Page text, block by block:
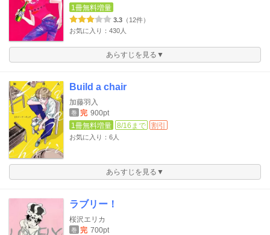
1冊無料増量
3.3 （12件）
お気に入り：430人
あらすじを見る▼
Build a chair
加藤羽入
巻 完 900pt
1冊無料増量
8/16まで 割引
お気に入り：6人
あらすじを見る▼
ラブリー！
桜沢エリカ
巻 完 700pt